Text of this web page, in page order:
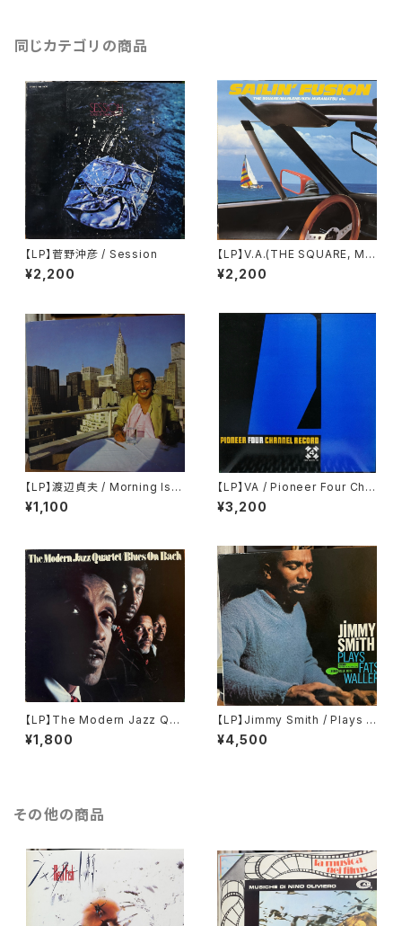
同じカテゴリの商品
【LP】菅野沖彦 / Session
¥2,200
【LP】V.A.(THE SQUARE, MA
RLENE, TERUMASA HINO) /
SAILIN' FUSION
¥2,200
【LP】渡辺貞夫 / Morning Isla
nd
¥1,100
【LP】VA / Pioneer Four Cha
nnel Record
¥3,200
【LP】The Modern Jazz Qua
rtet / Based On Bach & Th
e Blues
¥1,800
【LP】Jimmy Smith / Plays F
ats Waller
¥4,500
その他の商品